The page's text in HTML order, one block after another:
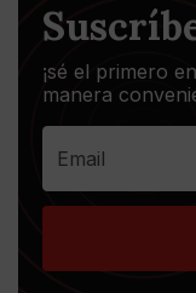
¡sé el primero
manera